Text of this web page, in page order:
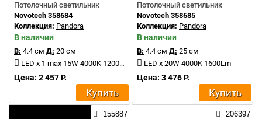
Потолочный светильник
Novotech 358684
Коллекция: Pandora
В наличии
В: 4.4 см Д: 20 см
LED x 1 max 15W 4000K 1200Lm
Цена: 2 457 Р.
Купить
Потолочный светильник
Novotech 358685
Коллекция: Pandora
В наличии
В: 4.4 см Д: 25 см
LED x 20W 4000K 1600Lm
Цена: 3 476 Р.
Купить
155887 206397